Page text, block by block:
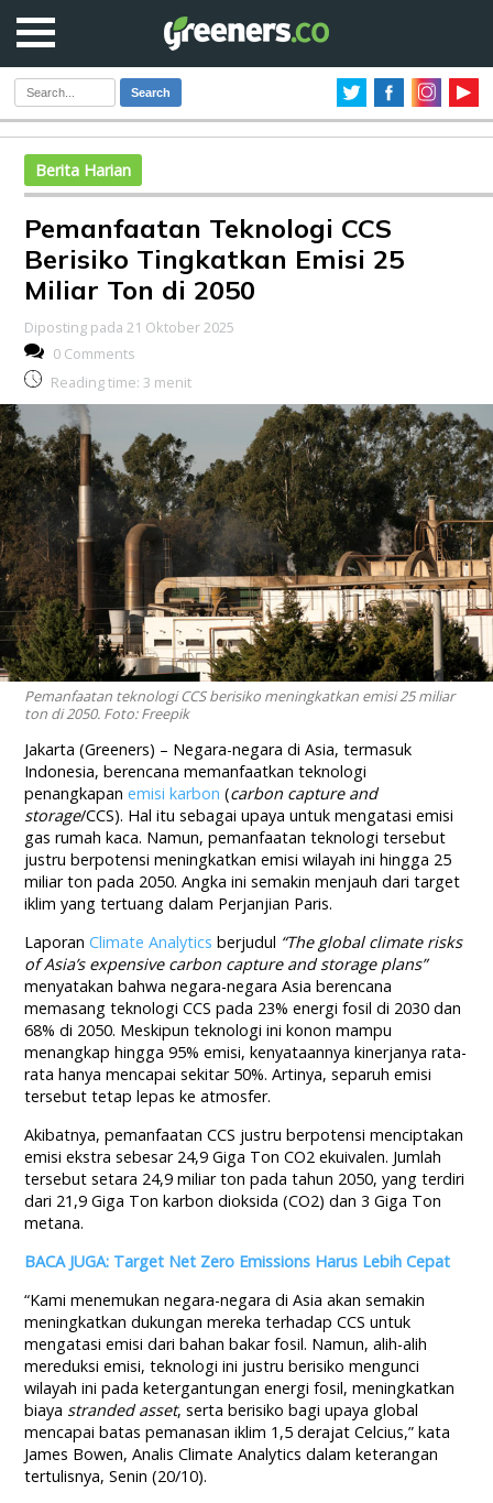
Search
Berita Harian
Pemanfaatan Teknologi CCS
Berisiko Tingkatkan Emisi 25
Miliar Ton di 2050
Diposting pada 21 Oktober 2025
0 Comments
Reading time: 3 menit
Pemanfaatan teknologi CCS berisiko meningkatkan emisi 25 miliar
ton di 2050. Foto: Freepik
Jakarta (Greeners) – Negara-negara di Asia, termasuk
Indonesia, berencana memanfaatkan teknologi
penangkapanemisi karbon (carbon capture and
storage/CCS). Hal itu sebagai upaya untuk mengatasi emisi
gas rumah kaca. Namun, pemanfaatan teknologi tersebut
justru berpotensi meningkatkan emisi wilayah ini hingga 25
miliar ton pada 2050. Angka ini semakin menjauh dari target
iklim yang tertuang dalam Perjanjian Paris.
LaporanClimate Analytics berjudul “The global climate risks
of Asia’s expensive carbon capture and storage plans”
menyatakan bahwa negara-negara Asia berencana
memasang teknologi CCS pada 23% energi fosil di 2030 dan
68% di 2050. Meskipun teknologi ini konon mampu
menangkap hingga 95% emisi, kenyataannya kinerjanya rata-
rata hanya mencapai sekitar 50%. Artinya, separuh emisi
tersebut tetap lepas ke atmosfer.
Akibatnya, pemanfaatan CCS justru berpotensi menciptakan
emisi ekstra sebesar 24,9 Giga Ton CO2 ekuivalen. Jumlah
tersebut setara 24,9 miliar ton pada tahun 2050, yang terdiri
dari 21,9 Giga Ton karbon dioksida (CO2) dan 3 Giga Ton
metana.
BACA JUGA: Target Net Zero Emissions Harus Lebih Cepat
“Kami menemukan negara-negara di Asia akan semakin
meningkatkan dukungan mereka terhadap CCS untuk
mengatasi emisi dari bahan bakar fosil. Namun, alih-alih
mereduksi emisi, teknologi ini justru berisiko mengunci
wilayah ini pada ketergantungan energi fosil, meningkatkan
biaya stranded asset, serta berisiko bagi upaya global
mencapai batas pemanasan iklim 1,5 derajat Celcius,” kata
James Bowen, Analis Climate Analytics dalam keterangan
tertulisnya, Senin (20/10).